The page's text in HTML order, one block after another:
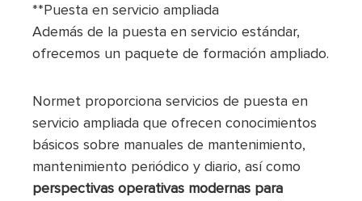
**Puesta en servicio ampliada
Además de la puesta en servicio estándar,
ofrecemos un paquete de formación ampliado.
Normet proporciona servicios de puesta en
servicio ampliada que ofrecen conocimientos
básicos sobre manuales de mantenimiento,
mantenimiento periódico y diario, así como
perspectivas operativas modernas para